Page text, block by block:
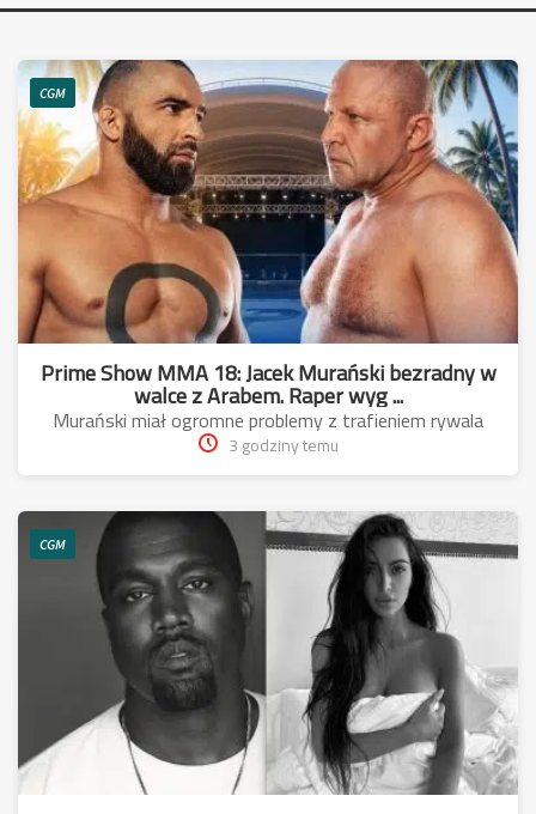
CGM
Prime Show MMA 18: Jacek Murański bezradny w
walce z Arabem. Raper wyg ...
Murański miał ogromne problemy z trafieniem rywala
3 godziny temu
CGM